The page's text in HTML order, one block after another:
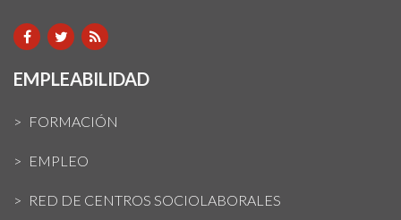
EMPLEABILIDAD
FORMACIÓN
EMPLEO
RED DE CENTROS SOCIOLABORALES